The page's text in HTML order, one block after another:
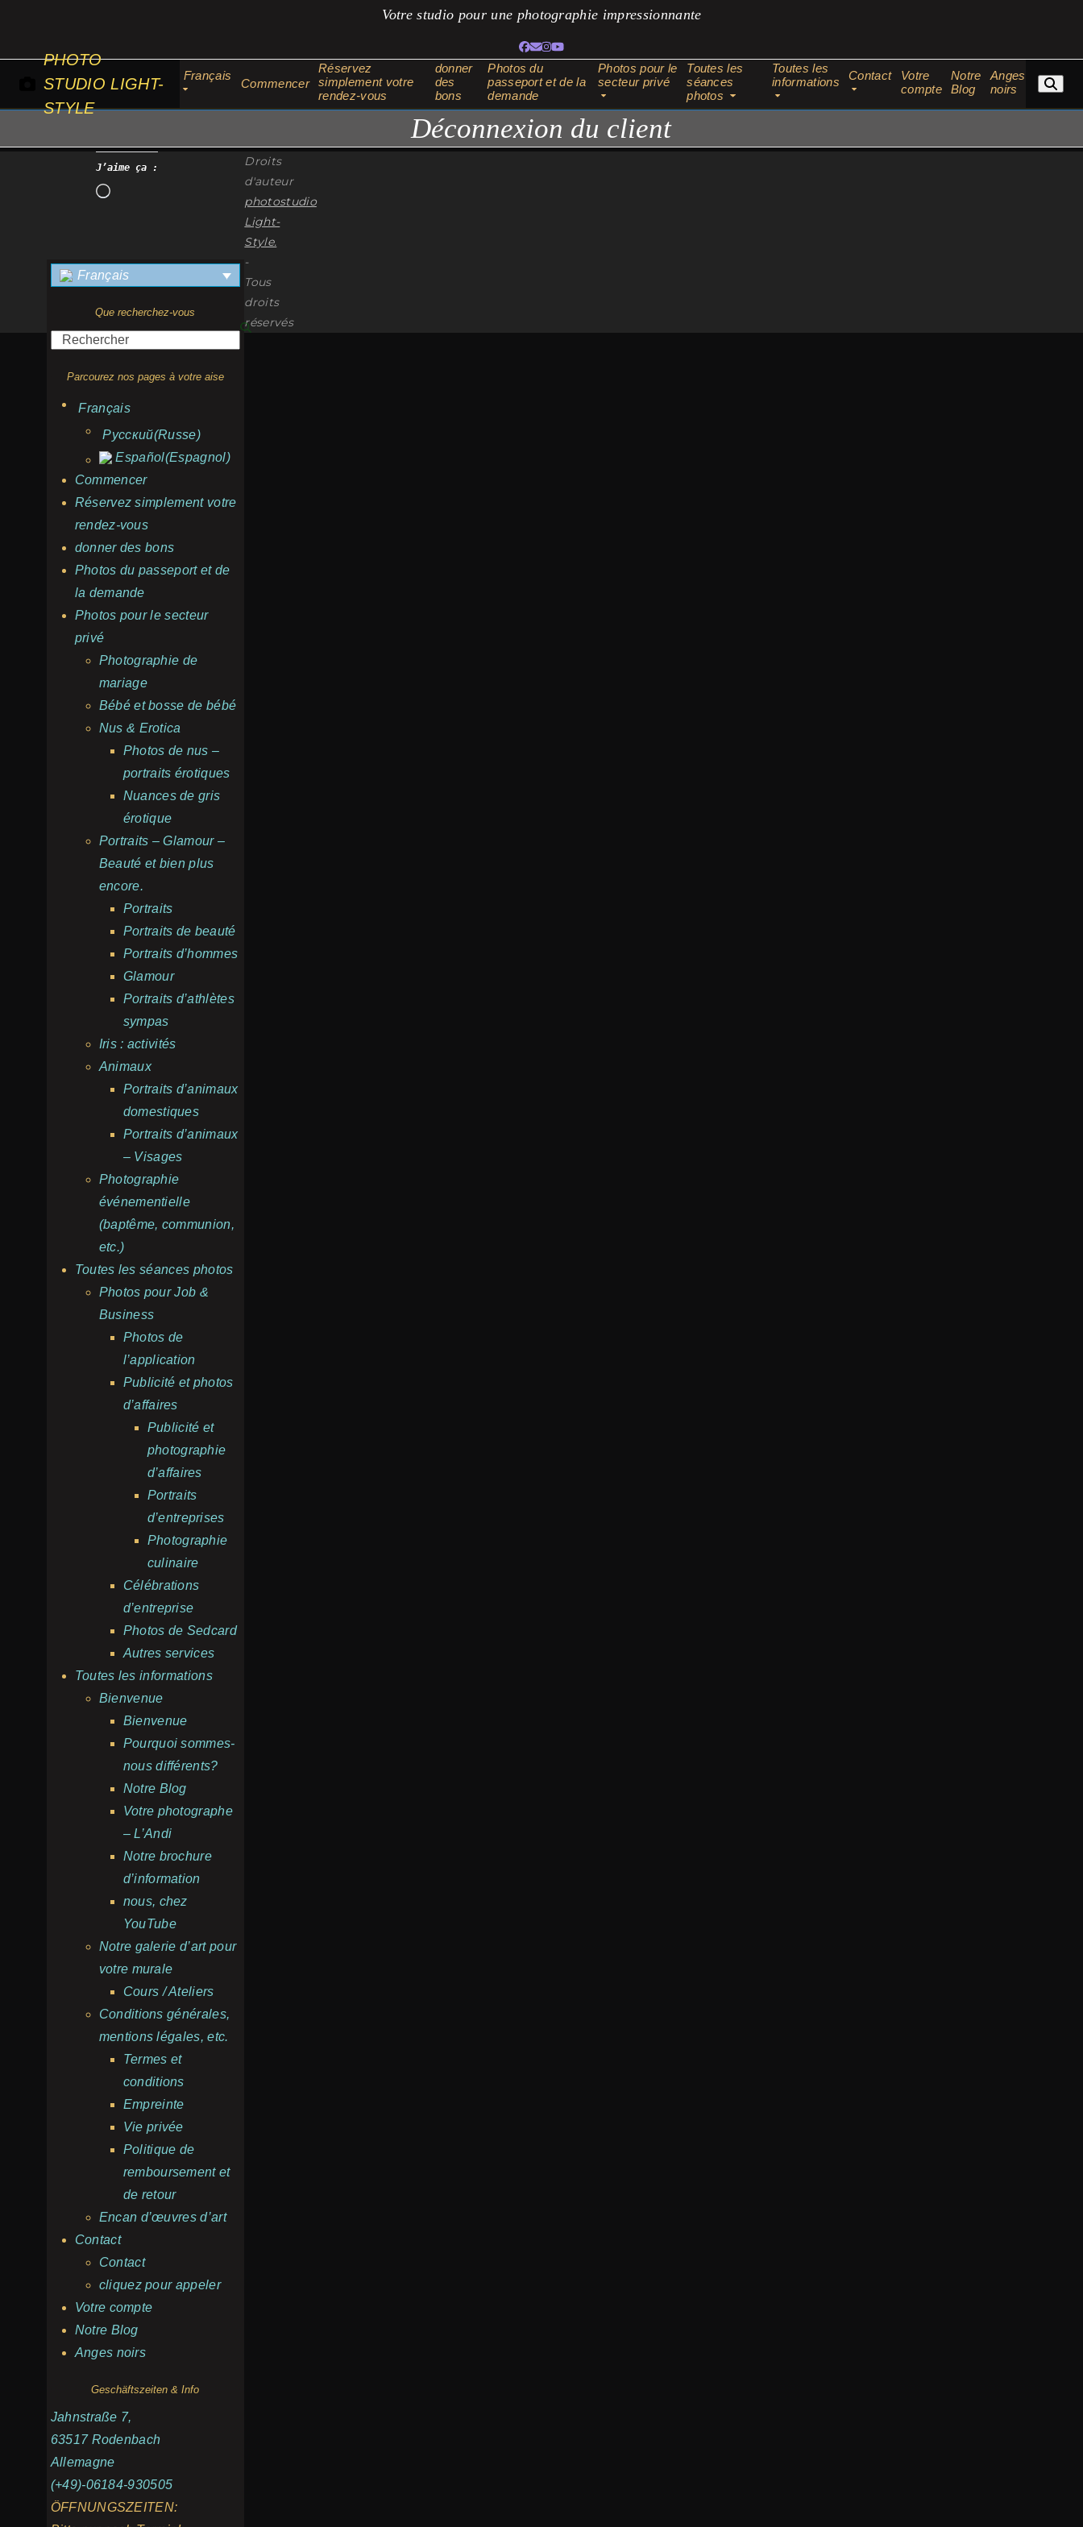
contenu
Votre studio pour une photographie impressionnante
Facebook
Adresse
électronique
Instagram
YouTube
PHOTO
STUDIO LIGHT-
STYLE
Français
Commencer
Réservez
simplement votre
rendez-vous
donner
des
bons
Photos du
passeport et de la
demande
Photos pour le
secteur privé
Toutes les
séances
photos
Toutes les
informations
Contact
Votre
compte
Notre
Blog
Anges
noirs
Déconnexion du client
J’aime ça :
Chargement…
Français
Que recherchez-vous
Rechercher
Parcourez nos pages à votre aise
Français
Русский(Russe)
Español(Espagnol)
Commencer
Réservez simplement votre
rendez-vous
donner des bons
Photos du passeport et de
la demande
Photos pour le secteur
privé
Photographie de
mariage
Bébé et bosse de bébé
Nus & Erotica
Photos de nus –
portraits érotiques
Nuances de gris
érotique
Portraits – Glamour –
Beauté et bien plus
encore.
Portraits
Portraits de beauté
Portraits d’hommes
Glamour
Portraits d’athlètes
sympas
Iris : activités
Animaux
Portraits d’animaux
domestiques
Portraits d’animaux
– Visages
Photographie
événementielle
(baptême, communion,
etc.)
Toutes les séances photos
Photos pour Job &
Business
Photos de
l’application
Publicité et photos
d’affaires
Publicité et
photographie
d’affaires
Portraits
d’entreprises
Photographie
culinaire
Célébrations
d’entreprise
Photos de Sedcard
Autres services
Toutes les informations
Bienvenue
Bienvenue
Pourquoi sommes-
nous différents?
Notre Blog
Votre photographe
– L’Andi
Notre brochure
d’information
nous, chez
YouTube
Notre galerie d’art pour
votre murale
Cours / Ateliers
Conditions générales,
mentions légales, etc.
Termes et
conditions
Empreinte
Vie privée
Politique de
remboursement et
de retour
Encan d’œuvres d’art
Contact
Contact
cliquez pour appeler
Votre compte
Notre Blog
Anges noirs
Geschäftszeiten & Info
Jahnstraße 7,
63517 Rodenbach
Allemagne
(+49)-06184-930505
ÖFFNUNGSZEITEN:
Droits
d'auteur
photostudio
Light-
Style.
-
Tous
droits
réservés